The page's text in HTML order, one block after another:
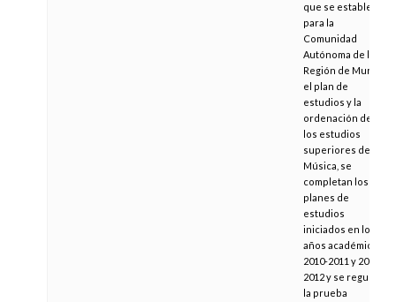
que se establece
para la
Comunidad
Autónoma de la
Región de Murcia
el plan de
estudios y la
ordenación de
los estudios
superiores de
Música, se
completan los
planes de
estudios
iniciados en los
años académicos
2010-2011 y 2011-
2012 y se regula
la prueba